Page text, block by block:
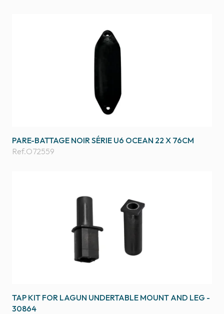
PARE-BATTAGE NOIR SÉRIE U6 OCEAN 22 X 76CM
Ref.O72559
TAP KIT FOR LAGUN UNDERTABLE MOUNT AND LEG -
30864